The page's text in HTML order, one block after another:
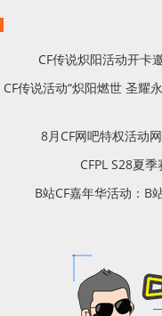
CF传说炽阳活动开卡
CF传说活动“炽阳燃世 圣耀
8月CF网吧特权活动
CFPL S28夏
B站CF嘉年华活动：B